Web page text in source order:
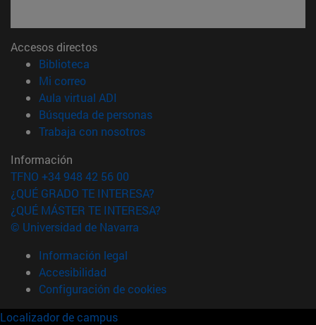
Accesos directos
Biblioteca
Mi correo(abre en nueva ventana)
Aula virtual ADI
Búsqueda de personas(abre en nueva ventana)
Trabaja con nosotros(abre en nueva ventana)
Información
TFNO +34 948 42 56 00
¿QUÉ GRADO TE INTERESA?
¿QUÉ MÁSTER TE INTERESA?
© Universidad de Navarra
Información legal
Accesibilidad
Configuración de cookies
Localizador de campus